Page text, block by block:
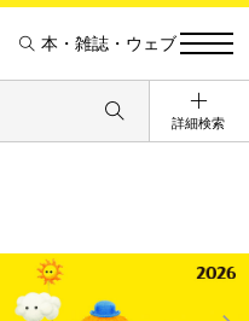
本・雑誌・ウェブ
詳細検索